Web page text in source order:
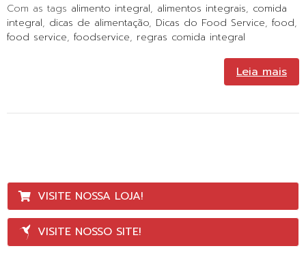
Com as tags alimento integral, alimentos integrais, comida
integral, dicas de alimentação, Dicas do Food Service, food,
food service, foodservice, regras comida integral
Leia mais
VISITE NOSSA LOJA!
VISITE NOSSO SITE!